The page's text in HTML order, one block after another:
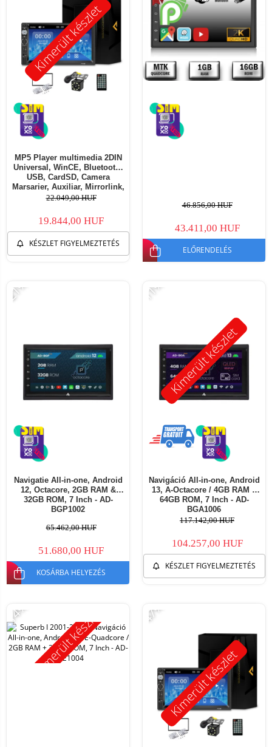
Kimerült készlet
MP5 Player multimedia 2DIN
Universal, WinCE, Bluetooth,
USB, CardSD, Camera
Marsarier, Auxiliar, Mirrorlink,
Touchscreen, - AD-BGP7010b
22.049,00 HUF
19.844,00 HUF
KÉSZLET FIGYELMEZTETÉS
46.856,00 HUF
43.411,00 HUF
ELŐRENDELÉS
-21%
Navigatie All-in-one, Android
12, Octacore, 2GB RAM &
32GB ROM, 7 Inch - AD-
BGP1002
65.462,00 HUF
51.680,00 HUF
KOSÁRBA HELYEZÉS
Kimerült készlet
-11%
Navigáció All-in-one, Android
13, A-Octacore / 4GB RAM +
64GB ROM, 7 Inch - AD-
BGA1006
117.142,00 HUF
104.257,00 HUF
KÉSZLET FIGYELMEZTETÉS
Kimerült készlet
-14%
Kimerült készlet
-47%